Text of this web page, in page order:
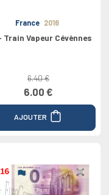
France 2016
Train Vapeur Cévènnes
6.40 €
6.00 €
AJOUTER